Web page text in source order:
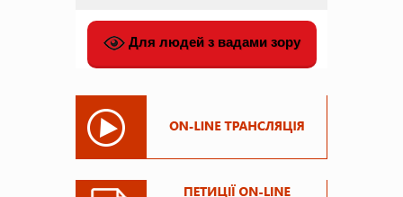
Для людей з вадами зору